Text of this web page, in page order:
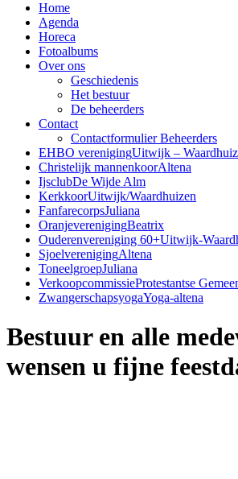
Home
Agenda
Horeca
Fotoalbums
Over ons
Geschiedenis
Het bestuur
De beheerders
Contact
Contactformulier Beheerders
EHBO verenigingUitwijk –
Christelijk mannenkoorAltena
IjsclubDe Wijde Alm
KerkkoorUitwijk/Waardhuizen
FanfarecorpsJuliana
OranjeverenigingBeatrix
Ouderenvereniging 60+Uitwijk-
SjoelverenigingAltena
ToneelgroepJuliana
VerkoopcommissieProtestantse
ZwangerschapsyogaYoga-altena
Bestuur en alle
wensen u fijne